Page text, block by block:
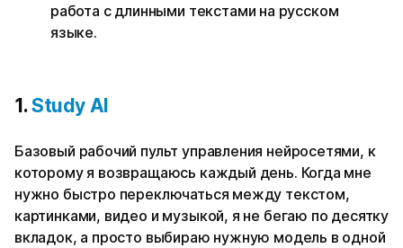
работа с длинными текстами на русском
языке.
1.Study AI
Базовый рабочий пульт управления нейросетями, к
которому я возвращаюсь каждый день. Когда мне
нужно быстро переключаться между текстом,
картинками, видео и музыкой, я не бегаю по десятку
вкладок, а просто выбираю нужную модель в одной